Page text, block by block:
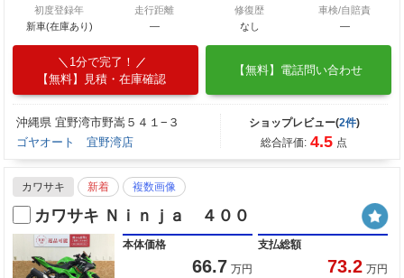
初度登録年
新車(在庫あり)
走行距離
―
修復歴
なし
車検/自賠責
―
1分で完了！
【無料】見積・在庫確認
【無料】電話問い合わせ
沖縄県 宜野湾市野嵩５４１−３
ゴヤオート 宜野湾店
ショップレビュー(2件)
総合評価: 4.5 点
カワサキ 新着 複数画像
カワサキ Ｎｉｎｊａ ４００
本体価格
66.7 万円
支払総額
73.2 万円